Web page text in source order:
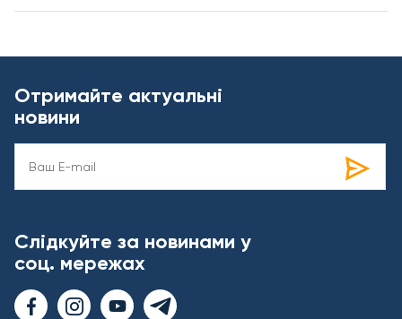
Отримайте актуальні
новини
Слідкуйте за новинами у
соц. мережах